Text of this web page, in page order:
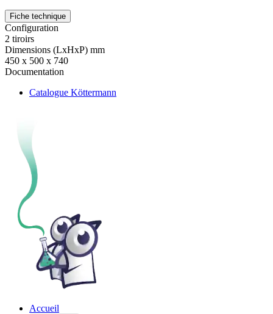
Fiche technique
Configuration
2 tiroirs
Dimensions (LxHxP) mm
450 x 500 x 740
Documentation
Catalogue Köttermann
Accueil